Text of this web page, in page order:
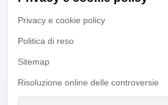
Privacy e cookie policy
Politica di reso
Sitemap
Risoluzione online delle controversie